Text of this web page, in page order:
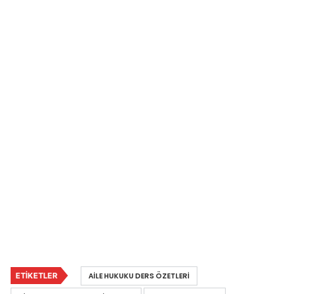
ETIKETLER
AILE HUKUKU DERS ÖZETLERI